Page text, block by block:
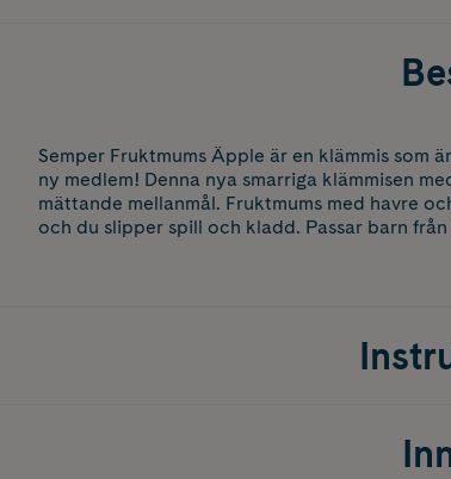
Semper Fruktmums Äpple är en klämmis som
ny medlem! Denna nya smarriga klämmisen
mättande mellanmål. Fruktmums med havre
och du slipper spill och kladd. Passar barn från